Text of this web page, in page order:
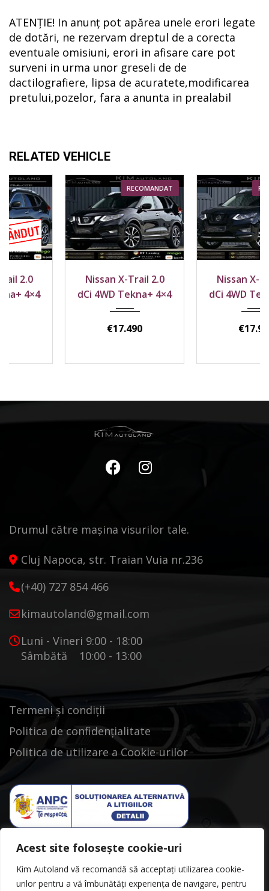
Acest site folosește cookie-uri
Kim Autoland vă recomandă să acceptați utilizarea cookie-
urilor pentru a vă îmbunătăți experiența de navigare, pentru
ATENȚIE! In anunț pot apărea unele erori legate
de dotări, ne rezervam dreptul de a corecta
eventuale omisiuni, erori in afisare care pot
surveni in urma unor greseli de de
dactilografiere, lipsa de acuratete,modificarea
pretului,pozelor, fara a anunta in prealabil
RELATED VEHICLE
RECOMANDAT
164800 km
Nissan X-Trail 2.0
dCi 4WD Tekna+ 4×4
RECOMANDAT
143800 km
Nissan X-Trail 2.0
dCi 4WD Tekna+ 4×4
Drumul către mașina visurilor tale.
Cluj Napoca, str. Traian Vuia nr.236
(+40) 727 854 466
kimautoland@gmail.com
Luni - Vineri 9:00 - 18:00
Sâmbătă 10:00 - 13:00
Termeni și condiții
Politica de confidențialitate
Politica de utilizare a Cookie-urilor